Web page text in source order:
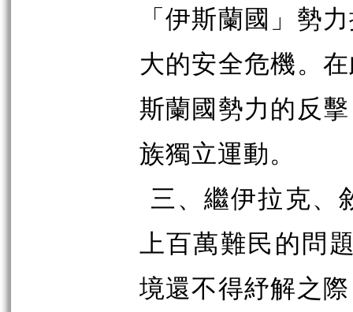
「伊斯蘭國」勢
大的安全危機。
斯蘭國勢力的反
族獨立運動。
三、繼伊拉克、
上百萬難民的問
境還不得紓解之